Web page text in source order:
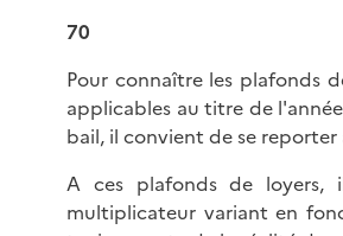
70
Pour connaître les plafonds
applicables au titre de
bail, il convient de se reporter
A ces plafonds de
multiplicateur variant en